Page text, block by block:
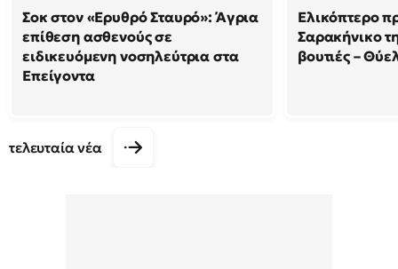
Σοκ στον «Ερυθρό Σταυρό»: Άγρια
επίθεση ασθενούς σε
ειδικευόμενη νοσηλεύτρια στα
Επείγοντα
Ελικόπτερο
Σαρακήνικο
βουτιές –
τελευταία νέα